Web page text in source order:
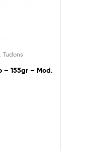
Tudons
– 155gr – Mod.